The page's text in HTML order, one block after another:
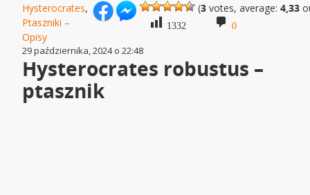
(3 votes, average:4,33
1332 0
Hysterocrates,
Ptaszniki –
Opisy
29 października, 2024 o 22:48
Hysterocrates robustus –
ptasznik